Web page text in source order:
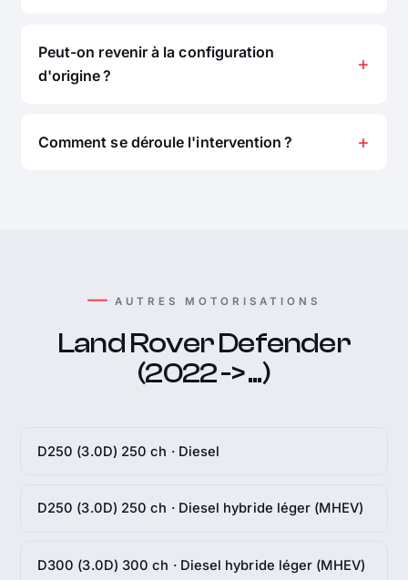
Peut-on revenir à la configuration
d'origine ?
Comment se déroule l'intervention ?
AUTRES MOTORISATIONS
Land Rover Defender
(2022 -> ...)
D250 (3.0D) 250 ch · Diesel
D250 (3.0D) 250 ch · Diesel hybride léger (MHEV)
D300 (3.0D) 300 ch · Diesel hybride léger (MHEV)